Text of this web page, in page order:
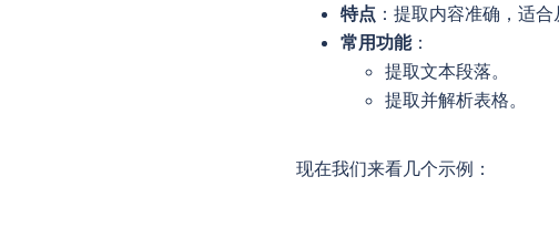
特点 ：提取内容准确，适
常用功能：
提取文本段落。
提取并解析表格。
现在我们来看几个示例：